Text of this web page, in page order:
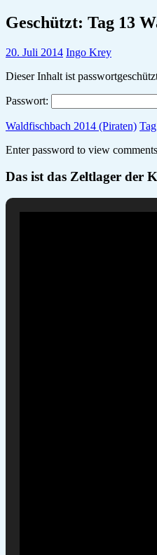
Geschützt: Tag 13
20. Juli 2014 Ingo Krey
Dieser Inhalt ist
Passwort:
Waldfischbach 2014 (Piraten)
Enter password to view
Das ist das Zeltlager der